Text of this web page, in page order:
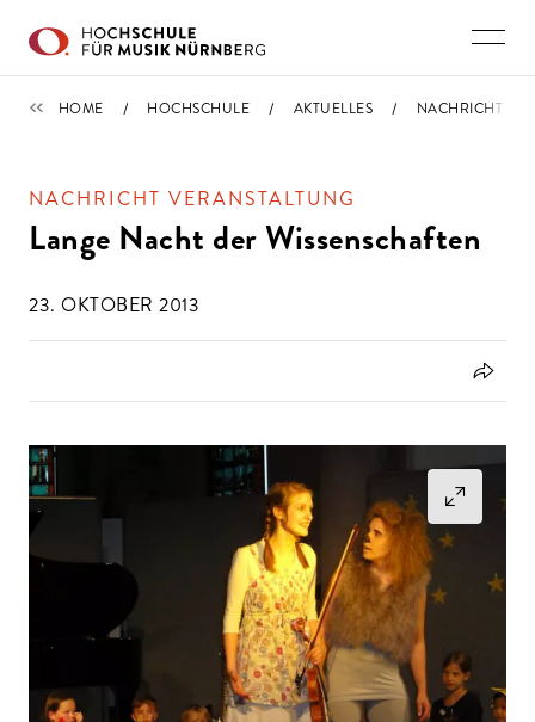
IMPORTIERT
HOME HOCHSCHULE AKTUELLES NACHRICHT
NACHRICHT VERANSTALTUNG
Lange Nacht der Wissenschaften
23. OKTOBER 2013